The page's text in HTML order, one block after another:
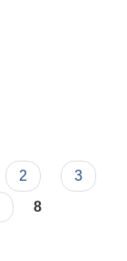
2
3
8